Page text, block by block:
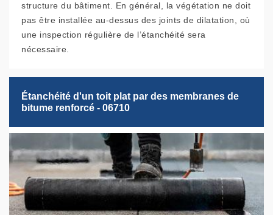
structure du bâtiment. En général, la végétation ne doit
pas être installée au-dessus des joints de dilatation, où
une inspection régulière de l’étanchéité sera
nécessaire.
Étanchéité d'un toit plat par des membranes de
bitume renforcé - 06710